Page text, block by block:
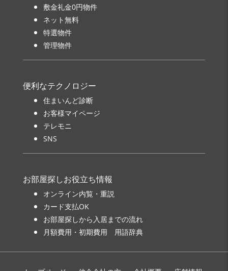
敷金礼金0円物件
ネット無料
特選物件
管理物件
便利なテクノロジー
住まいんど診断
お客様マイページ
テレモニ
SNS
お部屋探しお役立ち情報
オンライン内覧・重説
カード支払OK
お部屋探しから入居までの流れ
月額費用・初期費用 用語辞典